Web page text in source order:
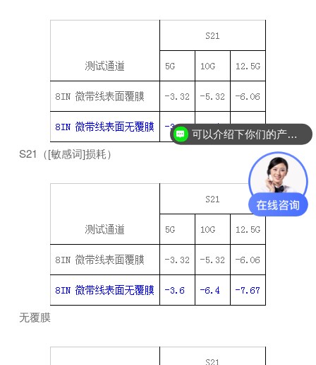
S21（[敏感词]损耗）
无覆膜
可以介绍下你们的产品么？